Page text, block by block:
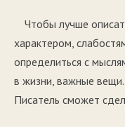
Чтобы лучше
характером,
определиться с
в жизни, важные
Писатель сможет